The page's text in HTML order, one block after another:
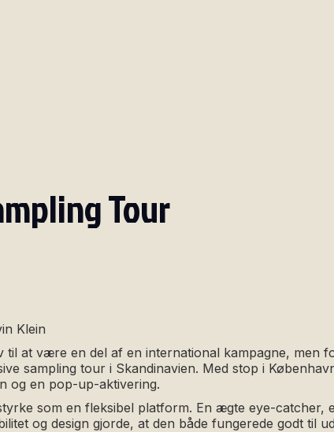
Tour
Klein
at være en del af en international kampagne, men
sampling tour i Skandinavien. Med stop i
og en pop-up-aktivering.
som en fleksibel platform. En ægte eye-catcher,
og design gjorde, at den både fungerede godt til